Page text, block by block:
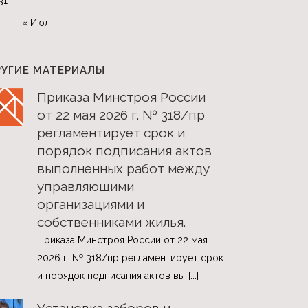
« Июл
МАТЕРИАЛЫ
Приказа Минстроя России
от 22 мая 2026 г. № 318/пр
регламентирует срок и
порядок подписания актов
выполненных работ между
управляющими
организациями и
собственниками жилья.
Приказа Минстроя России от 22 мая
2026 г. № 318/пр регламентирует срок
и порядок подписания актов вы [...]